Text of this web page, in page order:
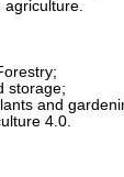
agriculture.
storage;
and
4.0.